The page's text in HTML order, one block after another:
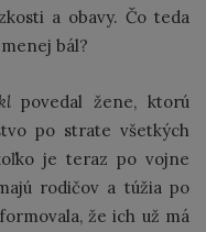
a obavy. Čo teda
bál?
povedal žene, ktorú
po strate všetkých
je teraz po vojne
rodičov a túžia po
že ich už má